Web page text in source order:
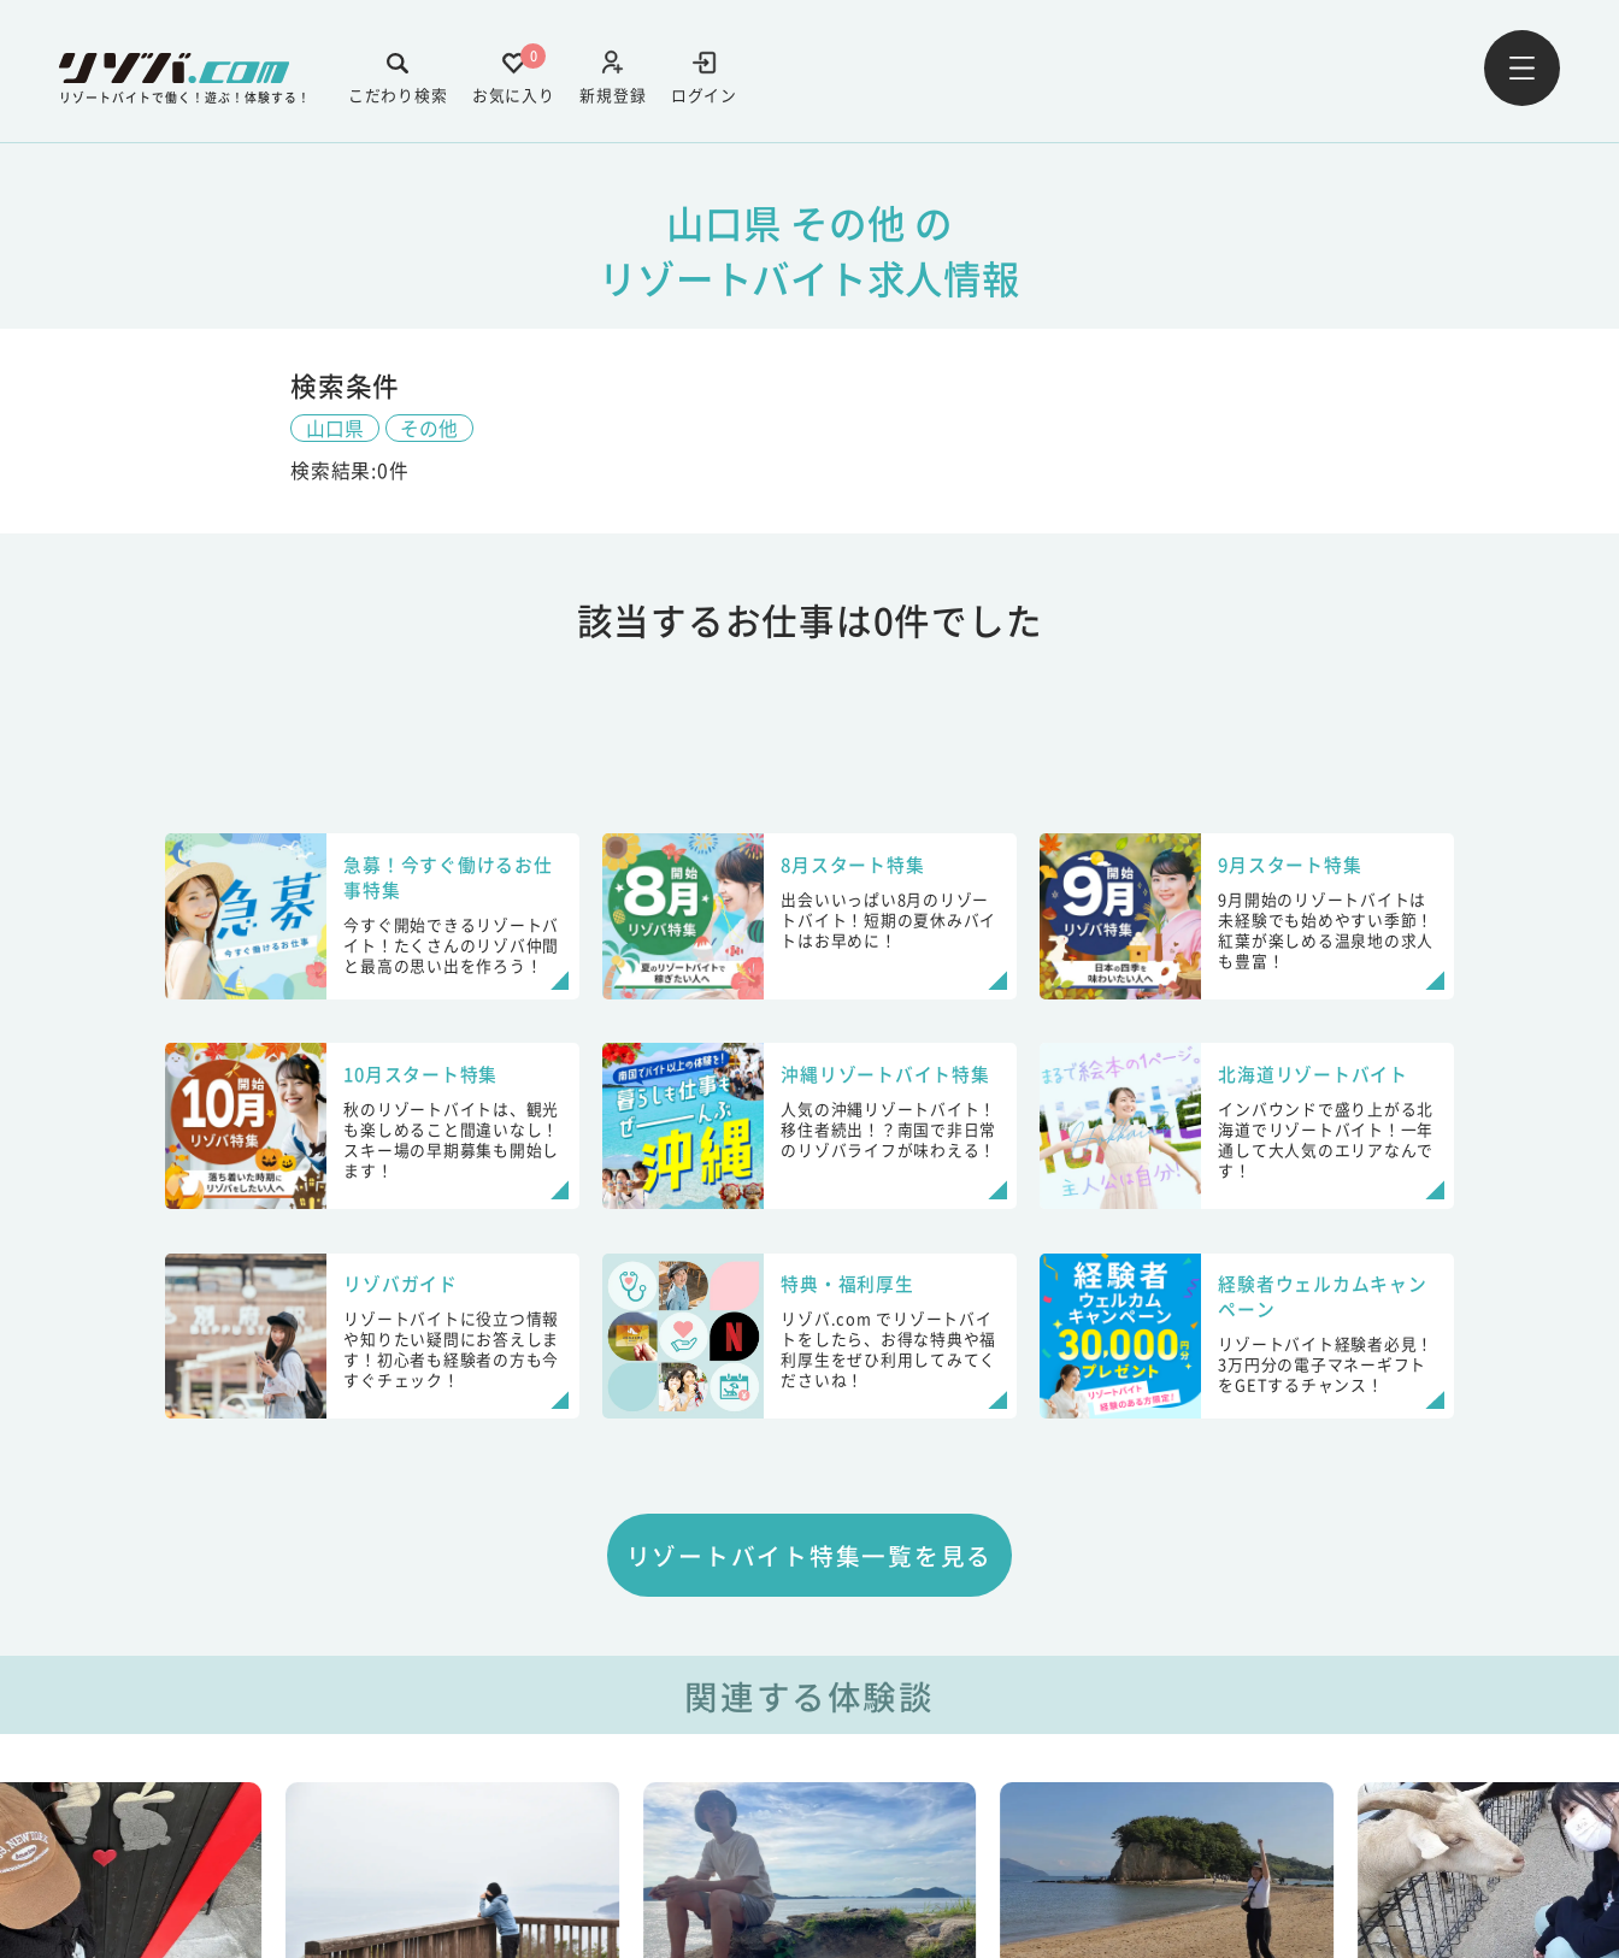
リゾートバイトで働く！遊ぶ！体験する！ ログイン
新規登録
0
お気に入り
こだわり検索
山口県 その他 の
リゾートバイト求人情報
検索条件
山口県
その他
検索結果:0件
該当するお仕事は0件でした
急募！今すぐ働けるお仕
事特集
今すぐ開始できるリゾートバ
イト！たくさんのリゾバ仲間
と最高の思い出を作ろう！
8月スタート特集
出会いいっぱい8月のリゾー
トバイト！短期の夏休みバイ
トはお早めに！
9月スタート特集
9月開始のリゾートバイトは
未経験でも始めやすい季節！
紅葉が楽しめる温泉地の求人
も豊富！
10月スタート特集
秋のリゾートバイトは、観光
も楽しめること間違いなし！
スキー場の早期募集も開始し
ます！
沖縄リゾートバイト特集
人気の沖縄リゾートバイト！
移住者続出！？南国で非日常
のリゾバライフが味わえる！
北海道リゾートバイト
インバウンドで盛り上がる北
海道でリゾートバイト！一年
通して大人気のエリアなんで
す！
リゾバガイド
リゾートバイトに役立つ情報
や知りたい疑問にお答えしま
す！初心者も経験者の方も今
すぐチェック！
特典・福利厚生
リゾバ.com でリゾートバイ
トをしたら、お得な特典や福
利厚生をぜひ利用してみてく
ださいね！
経験者ウェルカムキャン
ペーン
リゾートバイト経験者必見！
3万円分の電子マネーギフト
をGETするチャンス！
リゾートバイト特集一覧を見る
関連する体験談